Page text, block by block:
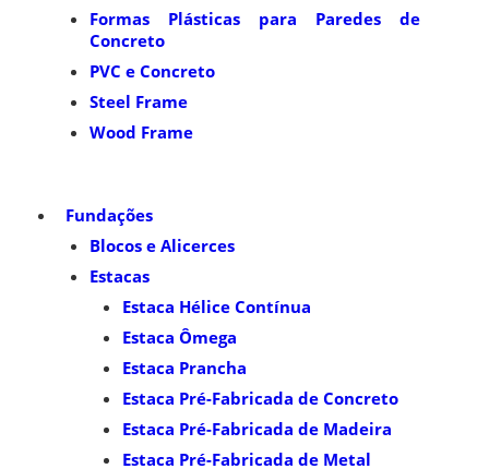
Formas Plásticas para Paredes de
Concreto
PVC e Concreto
Steel Frame
Wood Frame
Fundações
Blocos e Alicerces
Estacas
Estaca Hélice Contínua
Estaca Ômega
Estaca Prancha
Estaca Pré-Fabricada de Concreto
Estaca Pré-Fabricada de Madeira
Estaca Pré-Fabricada de Metal